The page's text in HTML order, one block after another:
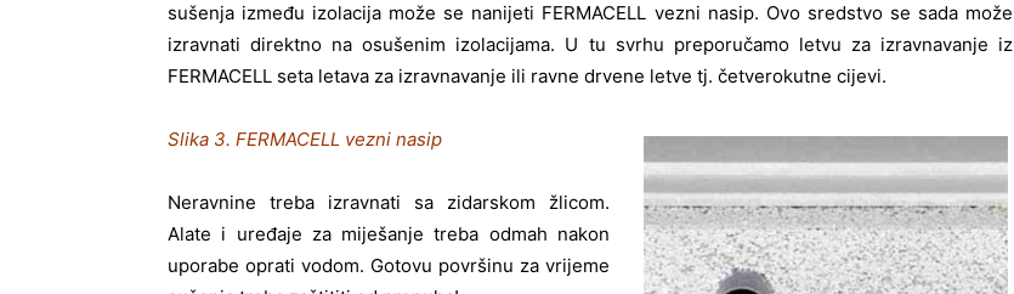
sušenja između izolacija može se nanijeti FERMACELL vezni nasip. Ovo sredstvo se sada može
izravnati direktno na osušenim izolacijama. U tu svrhu preporučamo letvu za izravnavanje iz
FERMACELL seta letava za izravnavanje ili ravne drvene letve tj. četverokutne cijevi.
Slika 3. FERMACELL vezni nasip
Neravnine treba izravnati sa zidarskom žlicom.
Alate i uređaje za miješanje treba odmah nakon
uporabe oprati vodom. Gotovu površinu za vrijeme